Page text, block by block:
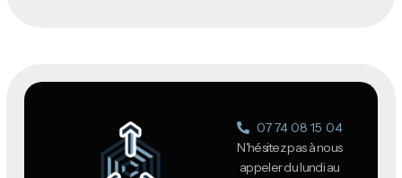
07 74 08 15 04
N'hésitez pas à nous
appeler du lundi au